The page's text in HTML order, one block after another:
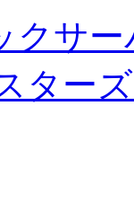
クサ
ター